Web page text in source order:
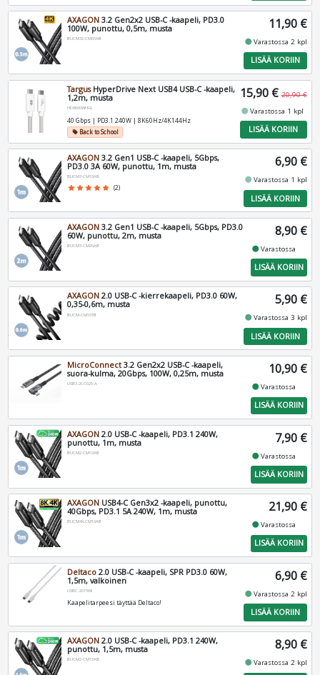
AXAGON 3.2 Gen2x2 USB-C -kaapeli, PD3.0
100W, punottu, 0,5m, musta
BUCM32-CM05AB
11,90 €
fiber_manual_recordVarastossa 2 kpl
LISÄÄ KORIIN
TargusHyperDrive Next USB4 USB-C -kaapeli,
1,2m, musta
HD6500WHGL
40 Gbps | PD3.1 240W | 8K60Hz/4K144Hz
local_offerBack to School
15,90 € 20,90 €
fiber_manual_recordVarastossa 1 kpl
LISÄÄ KORIIN
AXAGON 3.2 Gen1 USB-C -kaapeli, 5Gbps,
PD3.0 3A 60W, punottu, 1m, musta
BUCM3-CM10AB
star star star star star (2)
6,90 €
fiber_manual_recordVarastossa 1 kpl
LISÄÄ KORIIN
AXAGON 3.2 Gen1 USB-C -kaapeli, 5Gbps, PD3.0
60W, punottu, 2m, musta
BUCM3-CM20AB
8,90 €
fiber_manual_recordVarastossa
LISÄÄ KORIIN
AXAGON 2.0 USB-C -kierrekaapeli, PD3.0 60W,
0,35-0,6m, musta
BUCM-CM10TB
5,90 €
fiber_manual_recordVarastossa 3 kpl
LISÄÄ KORIIN
MicroConnect 3.2 Gen2x2 USB-C -kaapeli,
suora-kulma, 20Gbps, 100W, 0,25m, musta
USB3.2CC025-A
10,90 €
fiber_manual_recordVarastossa
LISÄÄ KORIIN
AXAGON 2.0 USB-C -kaapeli, PD3.1 240W,
punottu, 1m, musta
BUCM2-CM10AB
7,90 €
fiber_manual_recordVarastossa
LISÄÄ KORIIN
AXAGON USB4-C Gen3x2 -kaapeli, punottu,
40Gbps, PD3.1 5A 240W, 1m, musta
BUCM4X-CM10AB
21,90 €
fiber_manual_recordVarastossa
LISÄÄ KORIIN
Deltaco 2.0 USB-C -kaapeli, SPR PD3.0 60W,
1,5m, valkoinen
USBC-2015WI
Kaapelitarpeesi täyttää Deltaco!
6,90 €
fiber_manual_recordVarastossa 2 kpl
LISÄÄ KORIIN
AXAGON 2.0 USB-C -kaapeli, PD3.1 240W,
punottu, 1,5m, musta
BUCM2-CM15AB
8,90 €
fiber_manual_recordVarastossa 2 kpl